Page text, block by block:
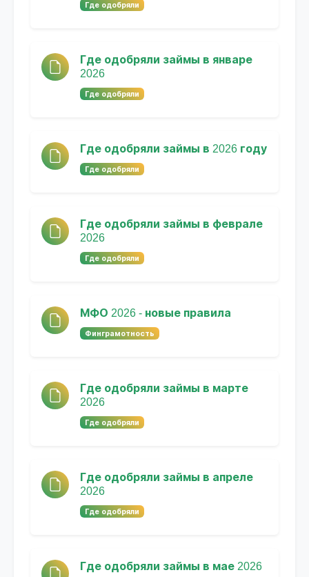
Где одобряли
Где одобряли займы в январе
2026
Где одобряли
Где одобряли займы в 2026 году
Где одобряли
Где одобряли займы в феврале
2026
Где одобряли
МФО 2026 - новые правила
Финграмотность
Где одобряли займы в марте
2026
Где одобряли
Где одобряли займы в апреле
2026
Где одобряли
Где одобряли займы в мае 2026